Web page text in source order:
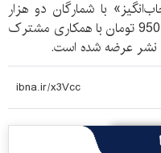
اعجاب‌انگیز» با شمارگان دو هزار
نسخه در 36 صفحه، به بهای یک‌هزار و 950 تومان با همکاری مشترک
نشر عرضه شده است.